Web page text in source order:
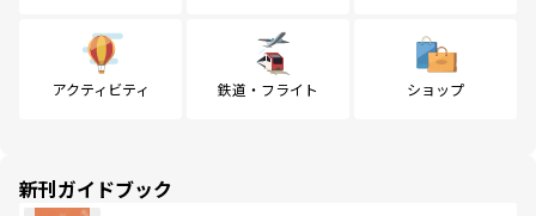
アクティビティ 鉄道・フライト ショップ
新刊ガイドブック